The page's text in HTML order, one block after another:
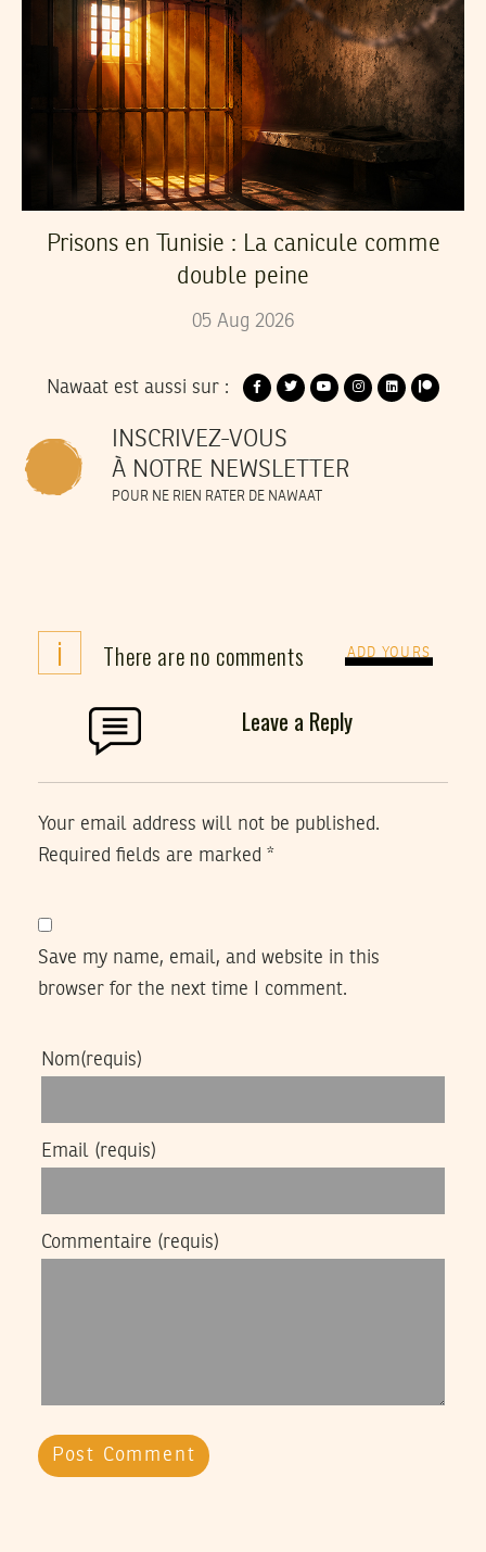
Prisons en Tunisie : La canicule comme
double peine
05 Aug 2026
Nawaat est aussi sur :
INSCRIVEZ-VOUS
À NOTRE NEWSLETTER
POUR NE RIEN RATER DE NAWAAT
i There are no comments ADD YOURS
Leave a Reply
Your email address will not be published.
Required fields are marked *
Save my name, email, and website in this
browser for the next time I comment.
Nom(requis)
Email (requis)
Commentaire (requis)